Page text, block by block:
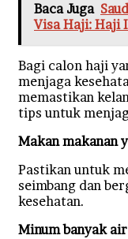
Baca Juga
Visa Haji: Haji
Bagi calon haji
menjaga
memastikan
tips untuk
Makan makanan
Pastikan untuk
seimbang dan
kesehatan.
Minum banyak air